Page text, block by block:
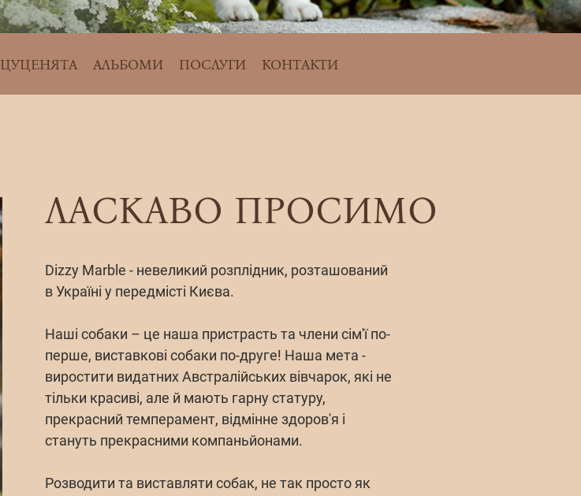
ЦУЦЕНЯТА АЛЬБОМИ ПОСЛУГИ КОНТАКТИ
ЛАСКАВО ПРОСИМО
Dizzy Marble - невеликий розплідник, розташований
в Україні у передмісті Києва.
Наші собаки – це наша пристрасть та члени сім'ї по-
перше, виставкові собаки по-друге! Наша мета -
виро стити видатних Австралійських вівчарок, які не
тільки красиві, але й мають гарну статуру,
прекрасний темперамент, відмінне здоров'я і
стануть прекрасними компаньйонами.
Розводити та виставляти собак, не так просто як